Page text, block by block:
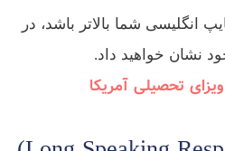
شما بالاتر باشد، در
خواهید داد.
تحصیلی آمریکا